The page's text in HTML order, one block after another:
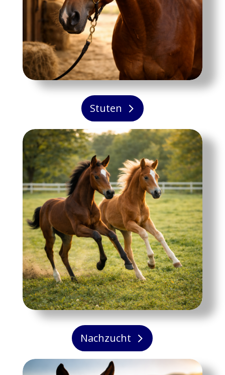
Stuten
Nachzucht